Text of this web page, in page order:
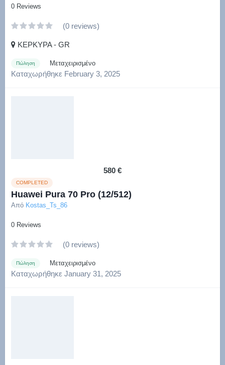
0 Reviews
(0 reviews)
ΚΕΡΚΥΡΑ - GR
Πώληση Μεταχειρισμένο
Καταχωρήθηκε February 3, 2025
580 €
COMPLETED
Huawei Pura 70 Pro (12/512)
Από Kostas_Ts_86
0 Reviews
(0 reviews)
Πώληση Μεταχειρισμένο
Καταχωρήθηκε January 31, 2025